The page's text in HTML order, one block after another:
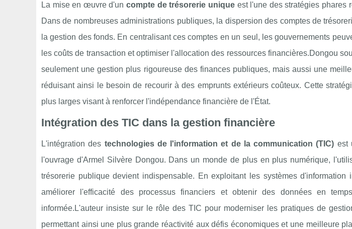
La mise en œuvre d'uncompte de trésorerie uniqueest l'une des stratégies phares
Dans de nombreuses administrations publiques, la dispersion des comptes de
la gestion des fonds. En centralisant ces comptes en un seul, les gouvernements
les coûts de transaction et optimiser l'allocation des ressources financières.Dongou
seulement une gestion plus rigoureuse des finances publiques, mais aussi une
réduisant ainsi le besoin de recourir à des emprunts extérieurs coûteux. Cette
plus larges visant à renforcer l'indépendance financière de l'État.
Intégration des TIC dans la gestion financière
L'intégration des technologies de l'information et de la communication (TIC) est
l'ouvrage d'Armel Silvère Dongou. Dans un monde de plus en plus numérique,
trésorerie publique devient indispensable. En exploitant les systèmes d'information
améliorer l'efficacité des processus financiers et obtenir des données en
informée.L'auteur insiste sur le rôle des TIC pour moderniser les pratiques de
permettant ainsi une plus grande réactivité aux défis économiques et une meilleure